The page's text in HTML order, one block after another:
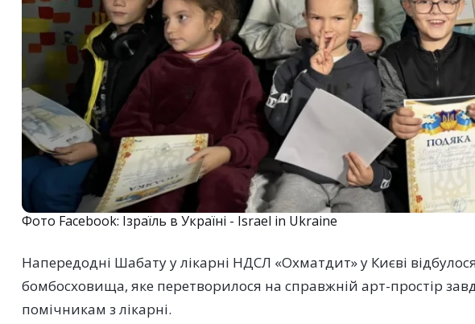
Фото Facebook: Ізраїль в Україні - Israel in Ukraine
Напередодні Шабату у лікарні НДСЛ «Охматдит» у Києві
бомбосховища, яке перетворилося на справжній арт-простір
помічникам з лікарні.